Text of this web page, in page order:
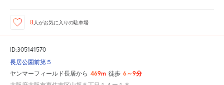
8 人がお気に入りの駐車場
ID:305141570
長居公園前第５
ヤンマーフィールド長居から 469m 徒歩 6～9分